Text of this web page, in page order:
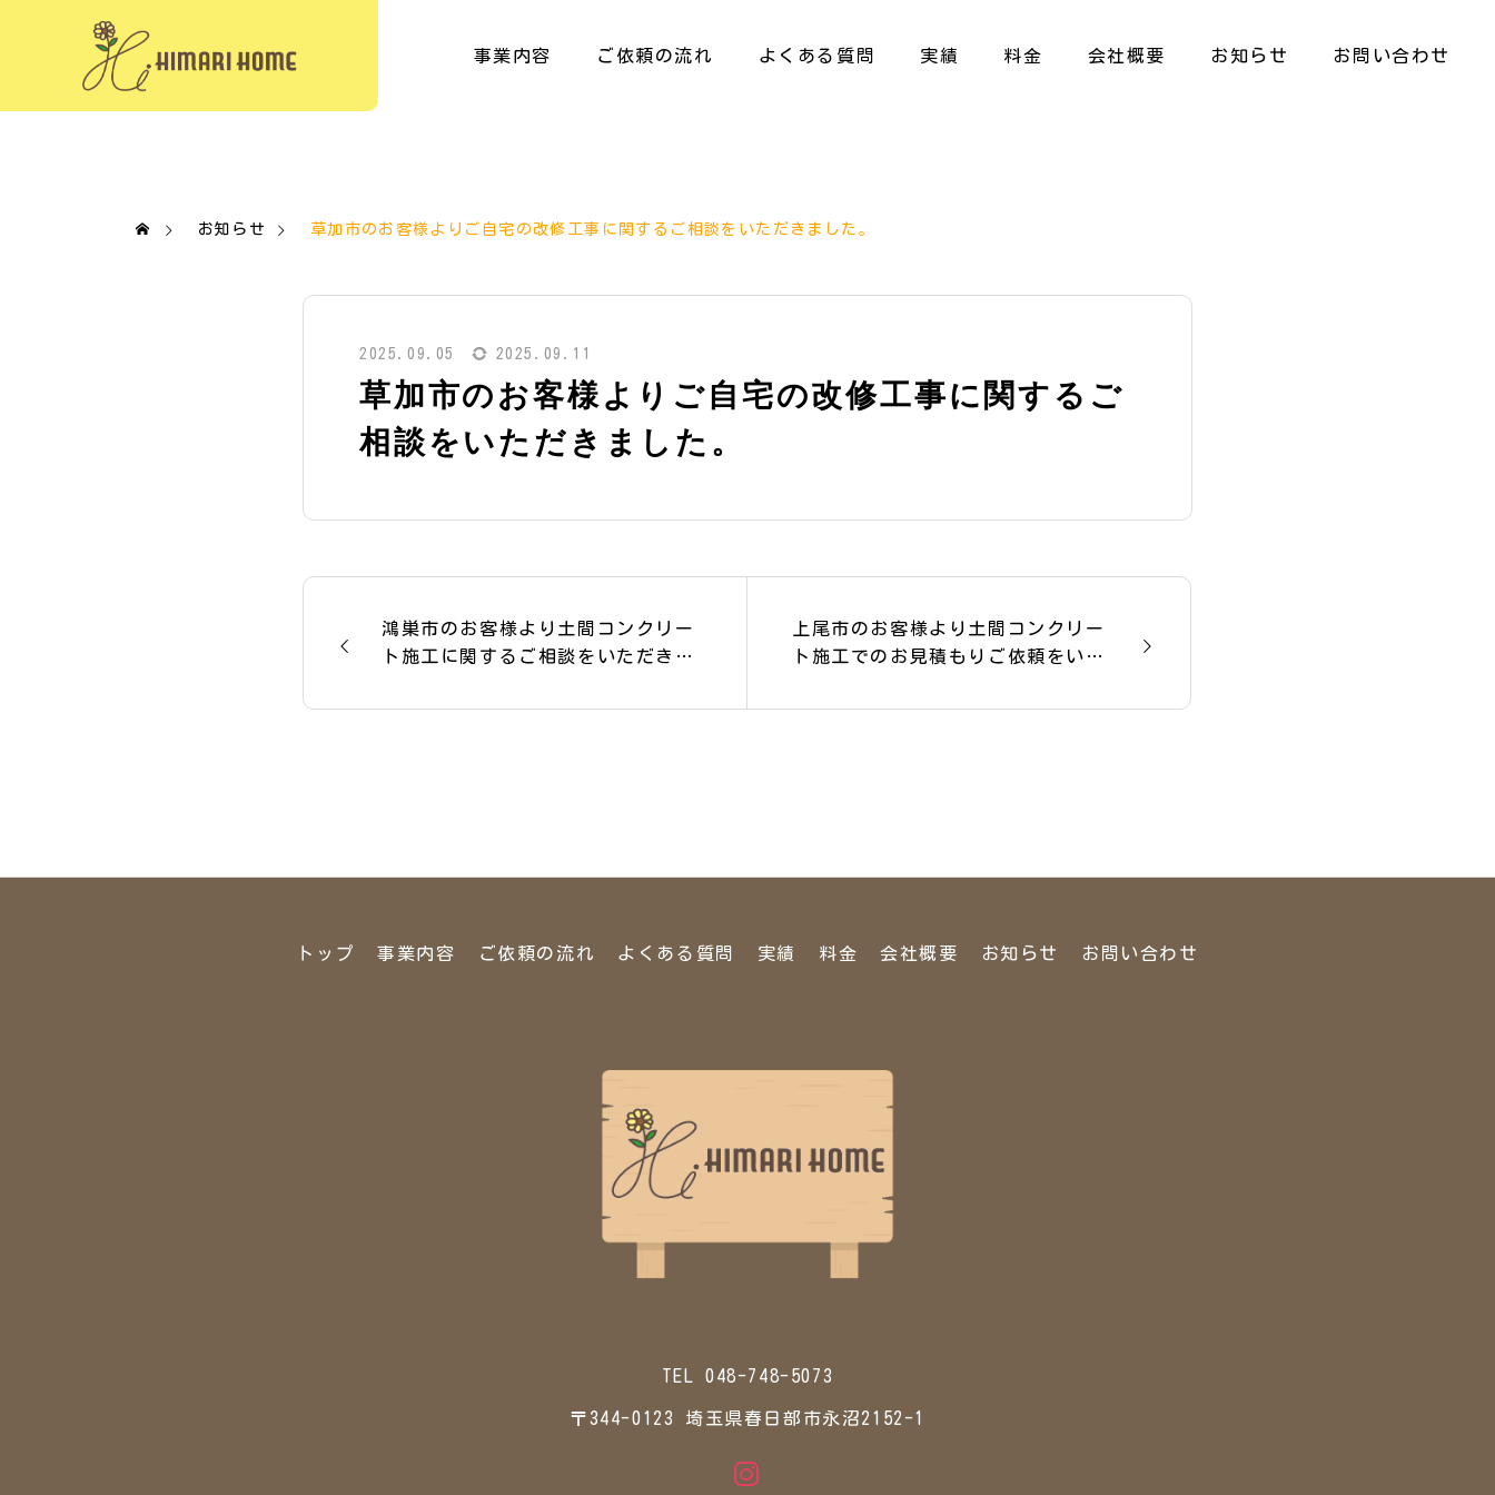
事業内容 ご依頼の流れ よくある質問 実績 料金 会社概要 お知らせ お問い合わせ
お知らせ 草加市のお客様よりご自宅の改修工事に関するご相談をいただきました。
2025.09.05 2025.09.11
草加市のお客様よりご自宅の改修工事に関するご
相談をいただきました。
鴻巣市のお客様より土間コンクリー
ト施工に関するご相談をいただきま
上尾市のお客様より土間コンクリー
ト施工でのお見積もりご依頼をいた
トップ 事業内容 ご依頼の流れ よくある質問 実績 料金 会社概要 お知らせ お問い合わせ
TEL 048-748-5073
〒344-0123 埼玉県春日部市永沼2152-1